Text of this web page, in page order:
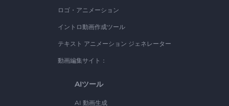
ロゴ・アニメーション
イントロ動画作成ツール
テキスト アニメーション ジェネレーター
動画編集サイト：
AIツール
AI 動画生成